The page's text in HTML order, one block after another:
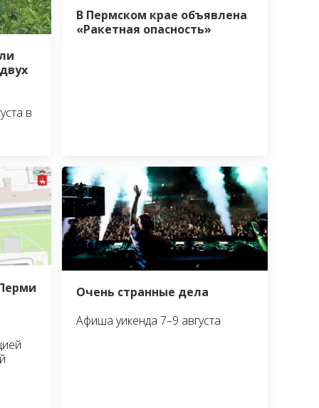
в
В Пермском крае объявлена
«Ракетная опасность»
Очень странные дела
Афиша уикенда 7–9 августа